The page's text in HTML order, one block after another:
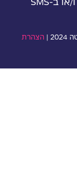
אני מאשר.ת לקבל דיוור במייל ו/או ב-SMS
|
הצהרת